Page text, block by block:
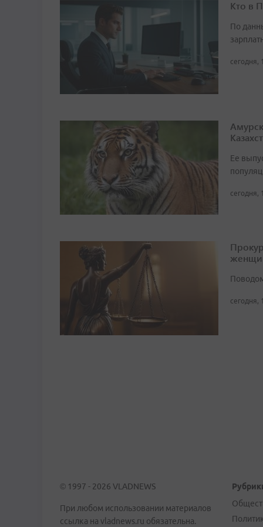
Кто в
По
сегодня,
Ее
сегодня,
сегодня,
© 1997 - 2026 VLADNEWS
При любом использовании материалов
ссылка на vladnews.ru обязательна.